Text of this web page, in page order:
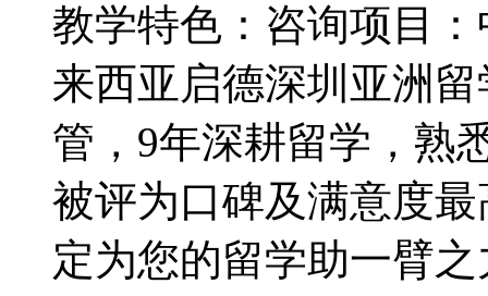
教学特色：咨询项目
来西亚启德深圳亚洲
管，9年深耕留学，熟
被评为口碑及满意度
定为您的留学助一臂